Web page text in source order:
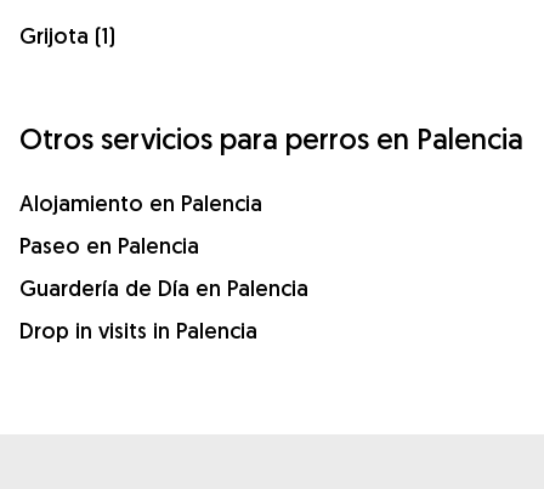
Grijota (1)
Otros servicios para perros en Palencia
Alojamiento en Palencia
Paseo en Palencia
Guardería de Día en Palencia
Drop in visits in Palencia